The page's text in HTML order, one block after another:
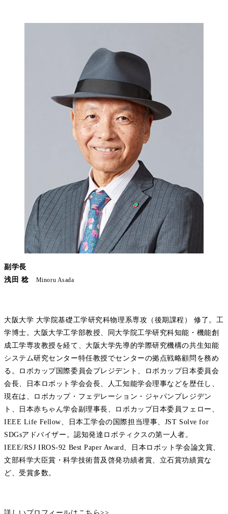
副学長
浅田 稔 Minoru Asada
大阪大学 大学院基礎工学研究科物理系専攻（後期課程） 修了。工
学博士。大阪大学工学部教授、同大学院工学研究科知能・機能創
成工学専攻教授を経て、大阪大学先導的学際研究機構の共生知能
システム研究センター特任教授でセンターの拠点戦略顧問を務め
る。ロボカップ国際委員会プレジデント、ロボカップ日本委員会
会長、日本ロボット学会会長、人工知能学会理事などを歴任し、
現在は、ロボカップ・フェデレーション・ジャパンプレジデン
ト、日本赤ちゃん学会副理事長、ロボカップ日本委員フェロー、
IEEE Life Fellow、日本工学会の国際担当理事、JST Solve for
SDGsアドバイザー。認知発達ロボティクスの第一人者。
IEEE/RSJ IROS‐92 Best Paper Award、日本ロボット学会論文賞、
文部科学大臣賞・科学技術普及啓発功績者賞、立石賞功績賞な
ど、受賞多数。